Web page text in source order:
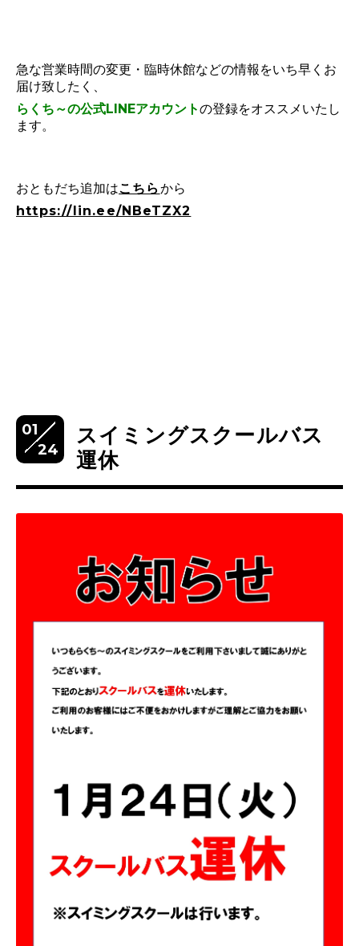
急な営業時間の変更・臨時休館などの情報をいち早くお
届け致したく、
らくち～の公式LINEアカウントの登録をオススメいたし
ます。
おともだち追加はこちら から
https://lin.ee/NBeTZX2
01
24
スイミングスクールバス
運休